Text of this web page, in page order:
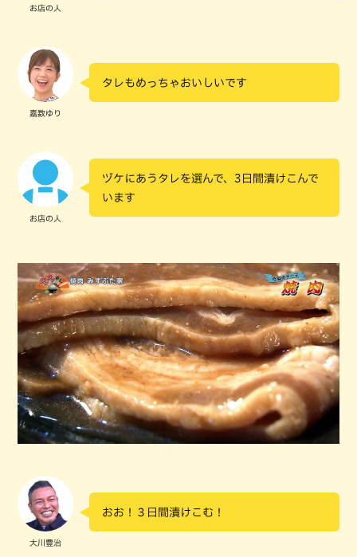
お店の人
嘉数ゆり
タレもめっちゃおいしいです
お店の人
ヅケにあうタレを選んで、3日間漬けこんで
います
大川豊治
おお！３日間漬けこむ！